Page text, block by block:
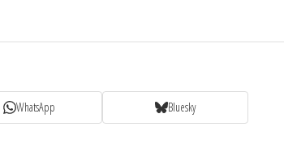
WhatsApp Bluesky